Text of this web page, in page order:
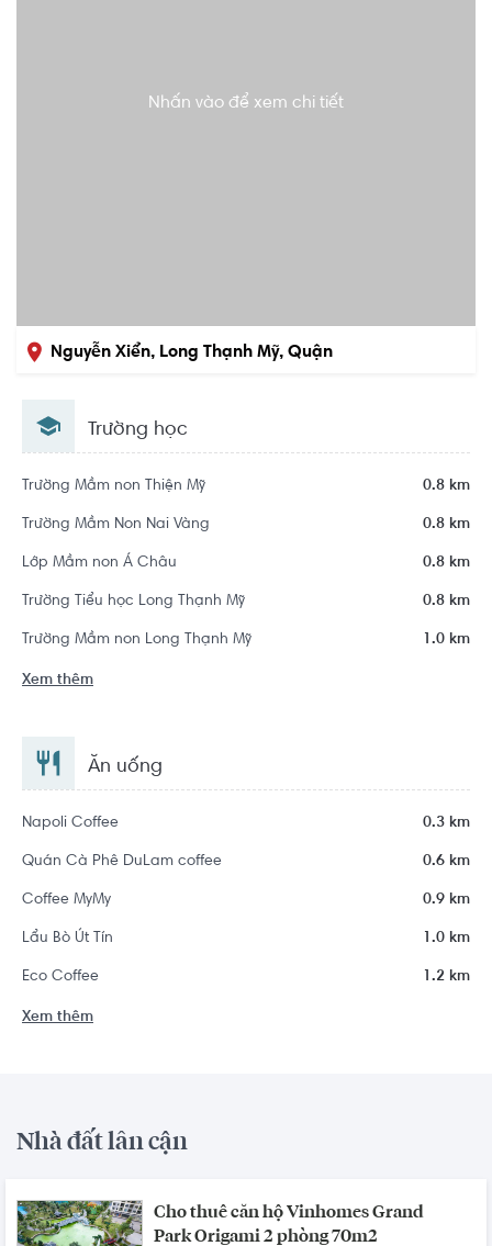
Nhấn vào để xem chi tiết
Nguyễn Xiển, Long Thạnh Mỹ, Quận
Trường học
Trường Mầm non Thiện Mỹ 0.8 km
Trường Mầm Non Nai Vàng 0.8 km
Lớp Mầm non Á Châu 0.8 km
Trường Tiểu học Long Thạnh Mỹ 0.8 km
Trường Mầm non Long Thạnh Mỹ 1.0 km
Xem thêm
Ăn uống
Napoli Coffee 0.3 km
Quán Cà Phê DuLam coffee 0.6 km
Coffee MyMy 0.9 km
Lẩu Bò Út Tín 1.0 km
Eco Coffee 1.2 km
Xem thêm
Nhà đất lân cận
Cho thuê căn hộ Vinhomes Grand
Park Origami 2 phòng 70m2